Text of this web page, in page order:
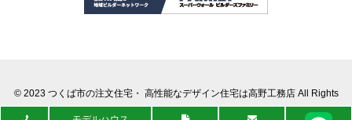
© 2023 つくば市の注文住宅・ 高性能なデザイン住宅は高野工務店All Rights
Reserved.